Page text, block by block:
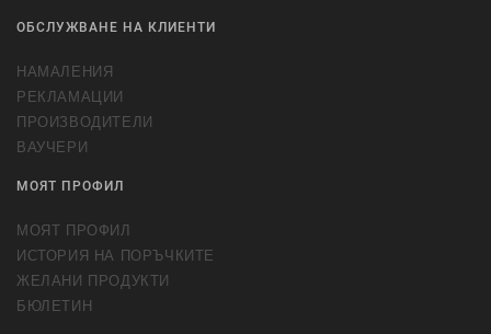
ОБСЛУЖВАНЕ НА КЛИЕНТИ
НАМАЛЕНИЯ
РЕКЛАМАЦИИ
ПРОИЗВОДИТЕЛИ
ВАУЧЕРИ
МОЯТ ПРОФИЛ
МОЯТ ПРОФИЛ
ИСТОРИЯ НА ПОРЪЧКИТЕ
ЖЕЛАНИ ПРОДУКТИ
БЮЛЕТИН